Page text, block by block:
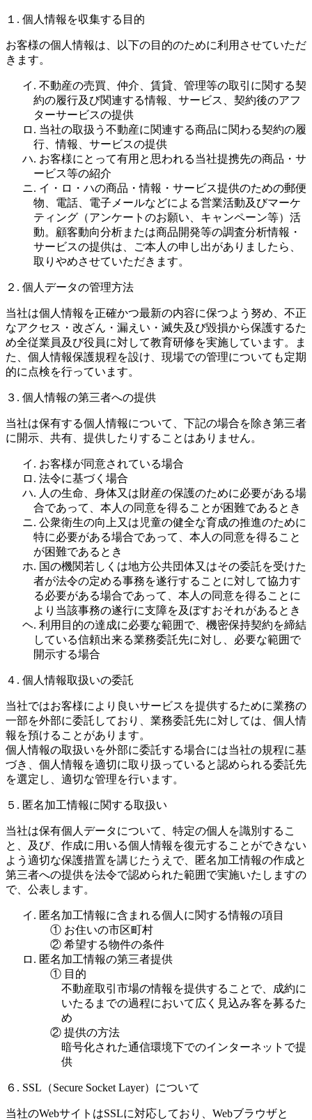
１. 個人情報を収集する目的
お客様の個人情報は、以下の目的のために利用させていただ
きます。
イ. 不動産の売買、仲介、賃貸、管理等の取引に関する契
約の履行及び関連する情報、サービス、契約後のアフ
ターサービスの提供
ロ. 当社の取扱う不動産に関連する商品に関わる契約の履
行、情報、サービスの提供
ハ. お客様にとって有用と思われる当社提携先の商品・サ
ービス等の紹介
ニ. イ・ロ・ハの商品・情報・サービス提供のための郵便
物、電話、電子メールなどによる営業活動及びマーケ
ティング（アンケートのお願い、キャンペーン等）活
動。顧客動向分析または商品開発等の調査分析情報・
サービスの提供は、ご本人の申し出がありましたら、
取りやめさせていただきます。
２. 個人データの管理方法
当社は個人情報を正確かつ最新の内容に保つよう努め、不正
なアクセス・改ざん・漏えい・滅失及び毀損から保護するた
め全従業員及び役員に対して教育研修を実施しています。ま
た、個人情報保護規程を設け、現場での管理についても定期
的に点検を行っています。
３. 個人情報の第三者への提供
当社は保有する個人情報について、下記の場合を除き第三者
に開示、共有、提供したりすることはありません。
イ. お客様が同意されている場合
ロ. 法令に基づく場合
ハ. 人の生命、身体又は財産の保護のために必要がある場
合であって、本人の同意を得ることが困難であるとき
ニ. 公衆衛生の向上又は児童の健全な育成の推進のために
特に必要がある場合であって、本人の同意を得ること
が困難であるとき
ホ. 国の機関若しくは地方公共団体又はその委託を受けた
者が法令の定める事務を遂行することに対して協力す
る必要がある場合であって、本人の同意を得ることに
より当該事務の遂行に支障を及ぼすおそれがあるとき
ヘ. 利用目的の達成に必要な範囲で、機密保持契約を締結
している信頼出来る業務委託先に対し、必要な範囲で
開示する場合
４. 個人情報取扱いの委託
当社ではお客様により良いサービスを提供するために業務の
一部を外部に委託しており、業務委託先に対しては、個人情
報を預けることがあります。
個人情報の取扱いを外部に委託する場合には当社の規程に基
づき、個人情報を適切に取り扱っていると認められる委託先
を選定し、適切な管理を行います。
５. 匿名加工情報に関する取扱い
当社は保有個人データについて、特定の個人を識別するこ
と、及び、作成に用いる個人情報を復元することができない
よう適切な保護措置を講じたうえで、匿名加工情報の作成と
第三者への提供を法令で認められた範囲で実施いたしますの
で、公表します。
イ. 匿名加工情報に含まれる個人に関する情報の項目
① お住いの市区町村
② 希望する物件の条件
ロ. 匿名加工情報の第三者提供
① 目的
不動産取引市場の情報を提供することで、成約に
いたるまでの過程において広く見込み客を募るた
め
② 提供の方法
暗号化された通信環境下でのインターネットで提
供
６. SSL（Secure Socket Layer）について
当社のWebサイトはSSLに対応しており、Webブラウザと